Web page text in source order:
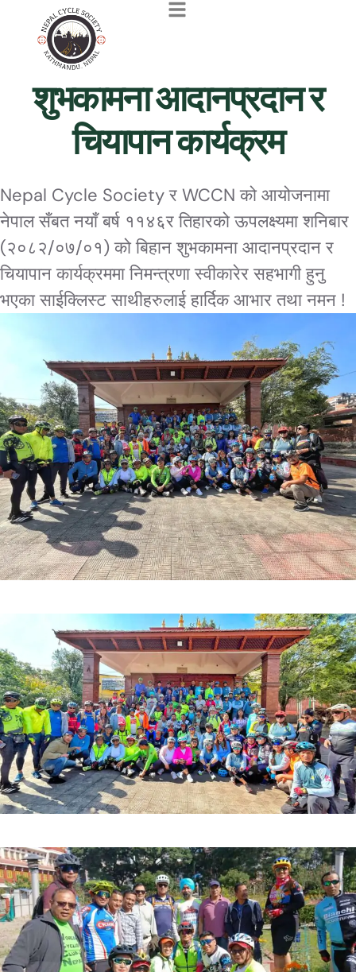
शुभकामना आदानप्रदान र
चियापान कार्यक्रम
Nepal Cycle Society र WCCN को आयोजनामा
नेपाल सँबत नयाँ बर्ष ११४६र तिहारको ऊपलक्ष्यमा शनिबार
(२०८२/०७/०१) को बिहान शुभकामना आदानप्रदान र
चियापान कार्यक्रममा निमन्त्रणा स्वीकारेर सहभागी हुनु
भएका साईक्लिस्ट साथीहरुलाई हार्दिक आभार तथा नमन !